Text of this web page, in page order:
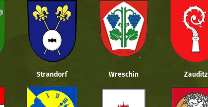
Strandorf Wreschin Zauditz